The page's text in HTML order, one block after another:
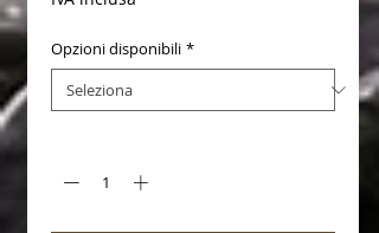
Opzioni disponibili *